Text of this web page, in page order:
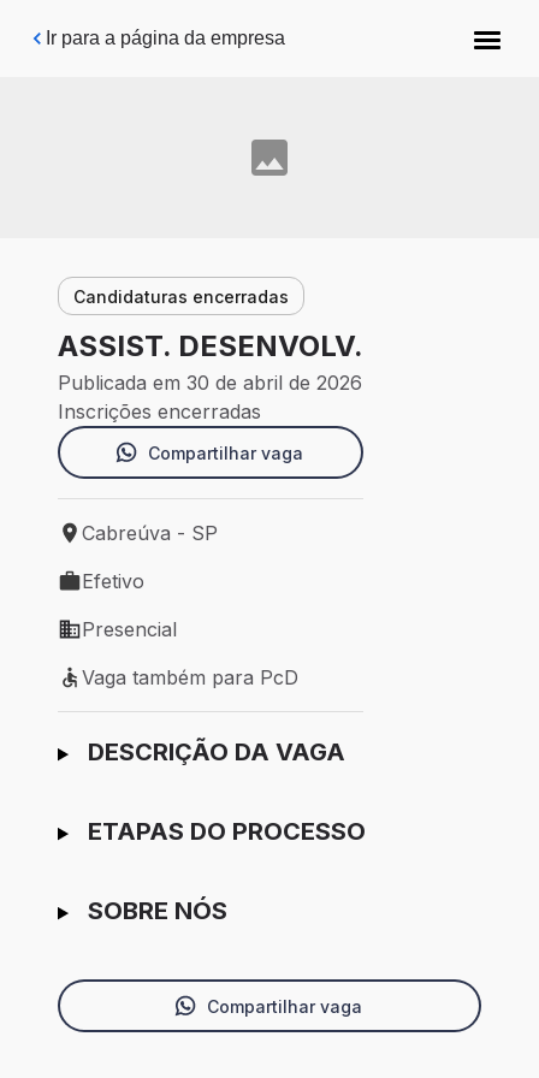
Pular para o conteúdo principal
Ir para a página da empresa
Candidaturas encerradas
ASSIST. DESENVOLV.
Publicada em 30 de abril de 2026
Inscrições encerradas
Compartilhar vaga
Local de trabalho: Cabreúva - SP
Cabreúva - SP
Tipo de vaga: Efetivo
Efetivo
Modelo de trabalho: Presencial
Presencial
Vaga também para PcD
Vaga também para PcD
Ir para candidatura
DESCRIÇÃO DA VAGA
ETAPAS DO PROCESSO
SOBRE NÓS
Compartilhar vaga